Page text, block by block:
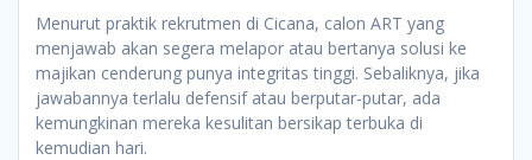
Menurut praktik rekrutmen di Cicana, calon ART yang
menjawab akan segera melapor atau bertanya solusi ke
majikan cenderung punya integritas tinggi. Sebaliknya, jika
jawabannya terlalu defensif atau berputar-putar, ada
kemungkinan mereka kesulitan bersikap terbuka di
kemudian hari.